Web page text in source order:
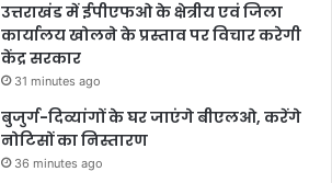
उत्तराखंड में ईपीएफओ के क्षेत्रीय एवं जिला
कार्यालय खोलने के प्रस्ताव पर विचार करेगी
केंद्र सरकार
31 minutes ago
बुजुर्ग-दिव्यांगों के घर जाएंगे बीएलओ, करेंगे
नोटिसों का निस्तारण
36 minutes ago